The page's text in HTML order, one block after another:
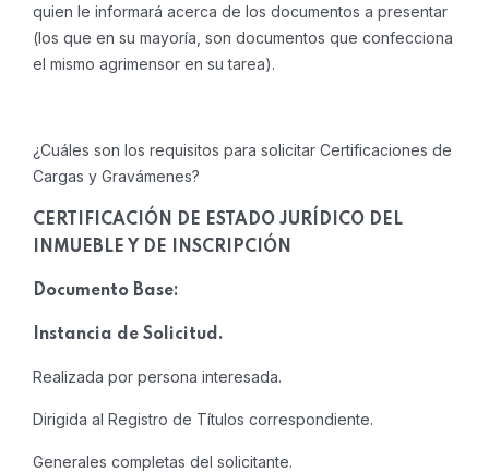
quien le informará acerca de los documentos a presentar
(los que en su mayoría, son documentos que confecciona
el mismo agrimensor en su tarea).
¿Cuáles son los requisitos para solicitar Certificaciones de
Cargas y Gravámenes?
CERTIFICACIÓN DE ESTADO JURÍDICO DEL
INMUEBLE Y DE INSCRIPCIÓN
Documento Base:
Instancia de Solicitud.
Realizada por persona interesada.
Dirigida al Registro de Títulos correspondiente.
Generales completas del solicitante.